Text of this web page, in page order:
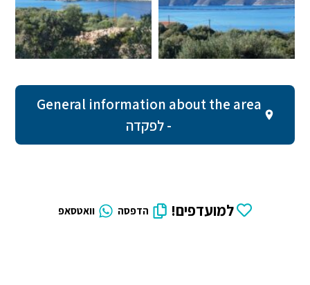
General information about the area
- לפקדה
למועדפים! הדפסה וואטסאפ